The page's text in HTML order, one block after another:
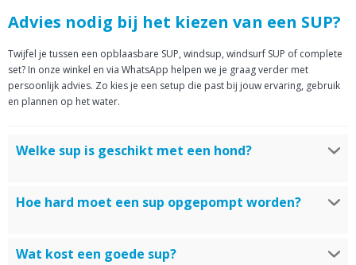
Advies nodig bij het kiezen van een SUP?
Twijfel je tussen een opblaasbare SUP, windsup, windsurf SUP of complete
set? In onze winkel en via WhatsApp helpen we je graag verder met
persoonlijk advies. Zo kies je een setup die past bij jouw ervaring, gebruik
en plannen op het water.
Welke sup is geschikt met een hond?
Tourer. Het is een alround Sup die breed is en een Sup waar je prima mee
Hoe hard moet een sup opgepompt worden?
op! Dit verschilt wel per sup. Het is belangrijk dat de SUP met de juiste
Wat kost een goede sup?